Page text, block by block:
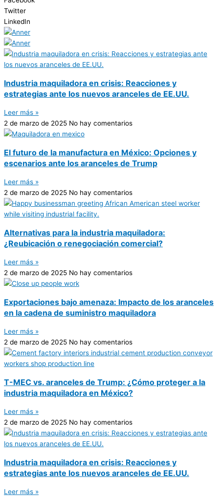
Twitter
LinkedIn
Industria maquiladora en crisis: Reacciones y
estrategias ante los nuevos aranceles de EE.UU.
Leer más »
2 de marzo de 2025 No hay comentarios
El futuro de la manufactura en México: Opciones y
escenarios ante los aranceles de Trump
Leer más »
2 de marzo de 2025 No hay comentarios
Alternativas para la industria maquiladora:
¿Reubicación o renegociación comercial?
Leer más »
2 de marzo de 2025 No hay comentarios
Exportaciones bajo amenaza: Impacto de los aranceles
en la cadena de suministro maquiladora
Leer más »
2 de marzo de 2025 No hay comentarios
T-MEC vs. aranceles de Trump: ¿Cómo proteger a la
industria maquiladora en México?
Leer más »
2 de marzo de 2025 No hay comentarios
Industria maquiladora en crisis: Reacciones y
estrategias ante los nuevos aranceles de EE.UU.
Leer más »